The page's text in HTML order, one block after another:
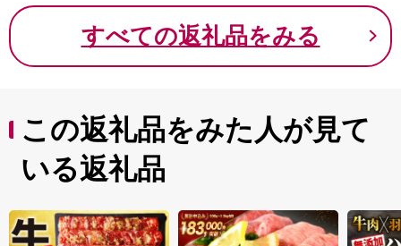
すべての返礼品をみる
この返礼品をみた人が見て
いる返礼品